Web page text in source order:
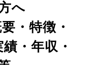
へ
・特徴・
・年収・